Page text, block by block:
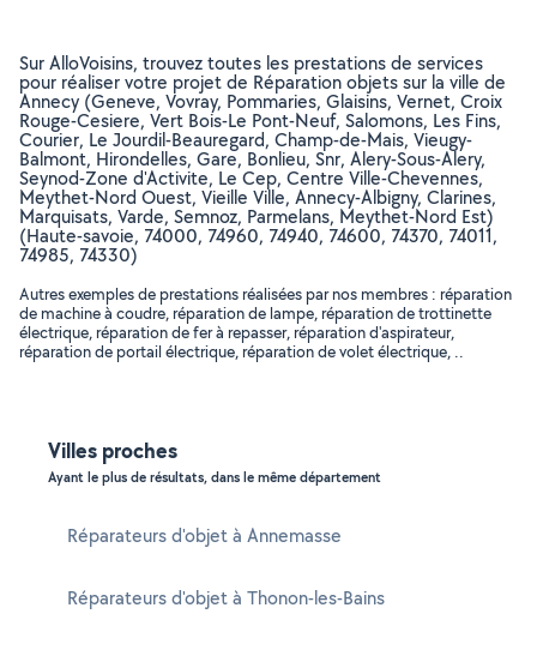
Sur AlloVoisins, trouvez toutes les prestations de services
pour réaliser votre projet de Réparation objets sur la ville de
Annecy (Geneve, Vovray, Pommaries, Glaisins, Vernet, Croix
Rouge-Cesiere, Vert Bois-Le Pont-Neuf, Salomons, Les Fins,
Courier, Le Jourdil-Beauregard, Champ-de-Mais, Vieugy-
Balmont, Hirondelles, Gare, Bonlieu, Snr, Alery-Sous-Alery,
Seynod-Zone d'Activite, Le Cep, Centre Ville-Chevennes,
Meythet-Nord Ouest, Vieille Ville, Annecy-Albigny, Clarines,
Marquisats, Varde, Semnoz, Parmelans, Meythet-Nord Est)
(Haute-savoie, 74000, 74960, 74940, 74600, 74370, 74011,
74985, 74330)
Autres exemples de prestations réalisées par nos membres : réparation
de machine à coudre, réparation de lampe, réparation de trottinette
électrique, réparation de fer à repasser, réparation d'aspirateur,
réparation de portail électrique, réparation de volet électrique, ..
Villes proches
Ayant le plus de résultats, dans le même département
Réparateurs d'objet à Annemasse
Réparateurs d'objet à Thonon-les-Bains